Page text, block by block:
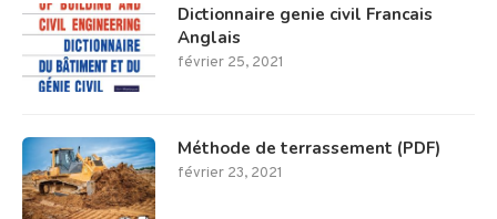
Dictionnaire genie civil Francais
Anglais
février 25, 2021
Méthode de terrassement (PDF)
février 23, 2021